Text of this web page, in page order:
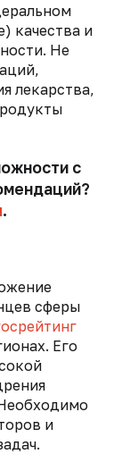
качества и
Не
лекарства,
с
.
сферы
Его
и